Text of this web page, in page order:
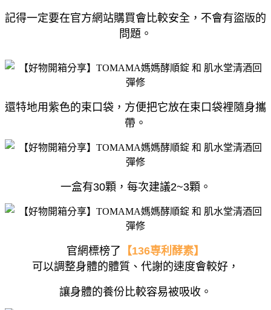
記得一定要在官方網站購買會比較安全， 不會有盜版的
問題。
還特地用紫色的束口袋， 方便把它放在束口袋裡隨身攜
帶。
一盒有30顆，每次建議2~3顆。
官網標榜了 【136専利酵素】
可以調整身體的體質、代謝的速度會較好，
讓身體的養份比較容易被吸收。